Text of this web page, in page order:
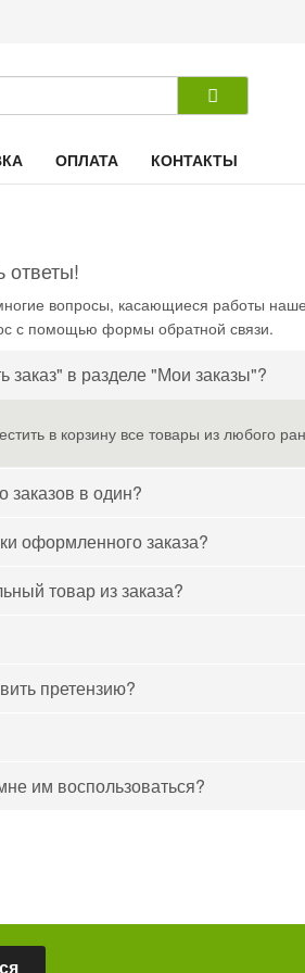
ОПЛАТА КОНТАКТЫ
ответы!
вопросы, касающиеся работы
с помощью формы обратной связи.
заказ" в разделе "Мои заказы"?
в корзину все товары из любого
заказов в один?
оформленного заказа?
товар из заказа?
претензию?
им воспользоваться?